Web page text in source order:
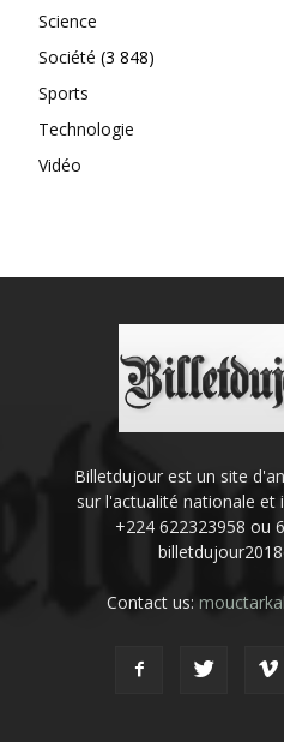
Science
Société (3 848)
Sports
Technologie
Vidéo
Billetdujour est un site
sur l'actualité nationale et
+224 622323958 ou
Contact us: